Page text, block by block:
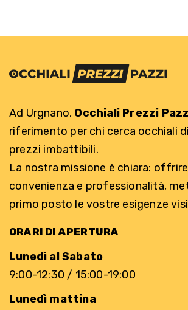
Ad Urgnano, Occhiali Prezzi
riferimento per chi cerca occhiali
prezzi imbattibili.
La nostra missione è chiara:
convenienza e professionalità,
primo posto le vostre esigenze
ORARI DI APERTURA
Lunedì al Sabato
9:00-12:30 / 15:00-19:00
Lunedì mattina